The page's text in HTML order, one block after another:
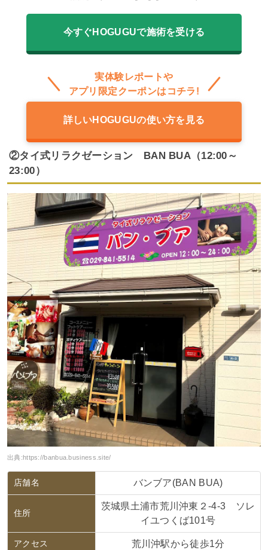
今すぐHOGUGUで施術を受ける
実体験レポートや
アプリ限定クーポンはコチラ!
詳しいHOGUGUの使い方を見る
②タイ式リラクゼーション BAN BUA（12:00～
23:00）
出典: https://banbua.business.site/
店舗名 バンブア(BAN BUA)
住所
茨城県土浦市荒川沖東２-4-3 ソレ
イユつくば101号
アクセス 荒川沖駅から徒歩1分